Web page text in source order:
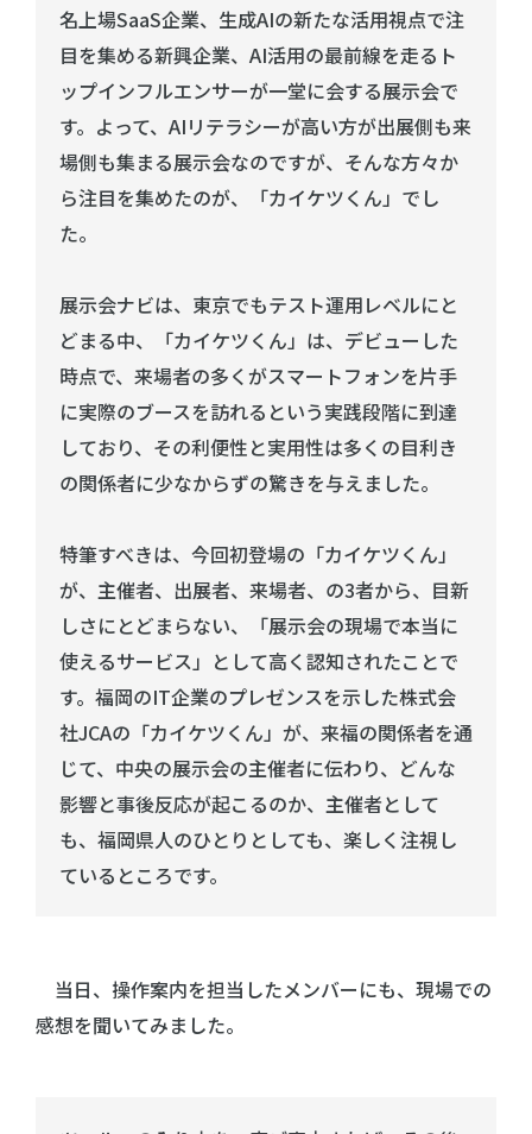
名上場SaaS企業、生成AIの新たな活用視点で注
目を集める新興企業、AI活用の最前線を走るト
ップインフルエンサーが一堂に会する展示会で
す。よって、AIリテラシーが高い方が出展側も来
場側も集まる展示会なのですが、そんな方々か
ら注目を集めたのが、「カイケツくん」でし
た。
展示会ナビは、東京でもテスト運用レベルにと
どまる中、「カイケツくん」は、デビューした
時点で、来場者の多くがスマートフォンを片手
に実際のブースを訪れるという実践段階に到達
しており、その利便性と実用性は多くの目利き
の関係者に少なからずの驚きを与えました。
特筆すべきは、今回初登場の「カイケツくん」
が、主催者、出展者、来場者、の3者から、目新
しさにとどまらない、「展示会の現場で本当に
使えるサービス」として高く認知されたことで
す。福岡のIT企業のプレゼンスを示した株式会
社JCAの「カイケツくん」が、来福の関係者を通
じて、中央の展示会の主催者に伝わり、どんな
影響と事後反応が起こるのか、主催者として
も、福岡県人のひとりとしても、楽しく注視し
ているところです。
当日、操作案内を担当したメンバーにも、現場での
感想を聞いてみました。